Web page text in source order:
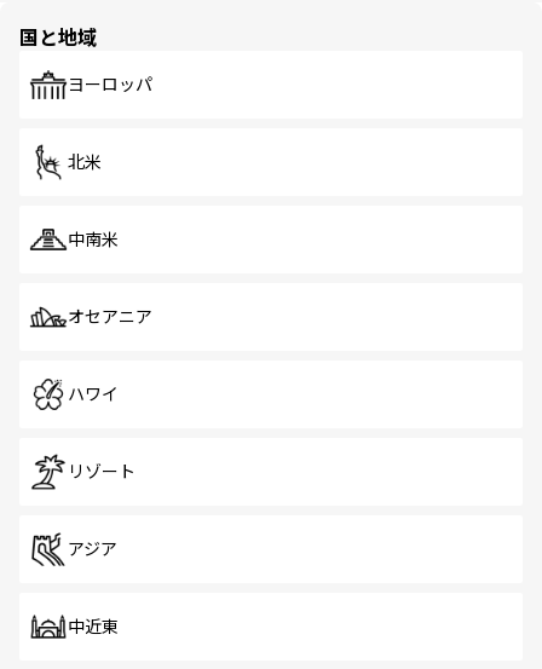
で、ホーカーズは地元の風情を楽しめる外せないスポット
国と地域
ヨーロッパ
北米
中南米
オセアニア
ハワイ
リゾート
アジア
中近東